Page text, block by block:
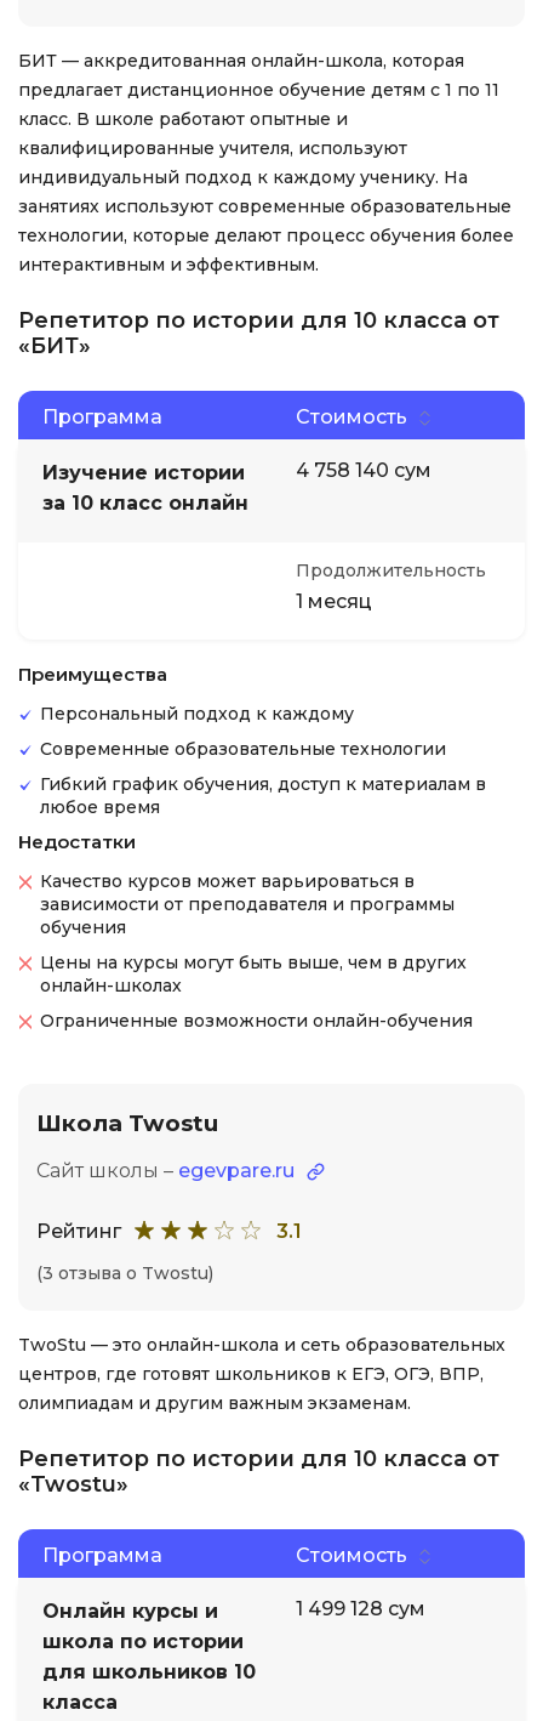
БИТ — аккредитованная онлайн-школа, которая
предлагает дистанционное обучение детям с 1 по 11
класс. В школе работают опытные и
квалифицированные учителя, используют
индивидуальный подход к каждому ученику. На
занятиях используют современные образовательные
технологии, которые делают процесс обучения более
интерактивным и эффективным.
Репетитор по истории для 10 класса от
«БИТ»
Программа Стоимость
Изучение истории
за 10 класс онлайн
4 758 140 сум
Продолжительность
1 месяц
Преимущества
Персональный подход к каждому
Современные образовательные технологии
Гибкий график обучения, доступ к материалам в
любое время
Недостатки
Качество курсов может варьироваться в
зависимости от преподавателя и программы
обучения
Цены на курсы могут быть выше, чем в других
онлайн-школах
Ограниченные возможности онлайн-обучения
Школа Twostu
Сайт школы – egevpare.ru
Рейтинг 3.1
(3 отзыва о Twostu)
TwoStu — это онлайн-школа и сеть образовательных
центров, где готовят школьников к ЕГЭ, ОГЭ, ВПР,
олимпиадам и другим важным экзаменам.
Репетитор по истории для 10 класса от
«Twostu»
Программа Стоимость
Онлайн курсы и
школа по истории
для школьников 10
класса
1 499 128 сум